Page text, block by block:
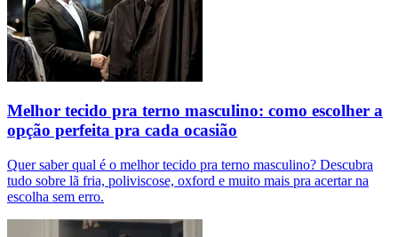
Melhor tecido pra terno masculino: como escolher a
opção perfeita pra cada ocasião
Quer saber qual é o melhor tecido pra terno masculino? Descubra
tudo sobre lã fria, poliviscose, oxford e muito mais pra acertar na
escolha sem erro.